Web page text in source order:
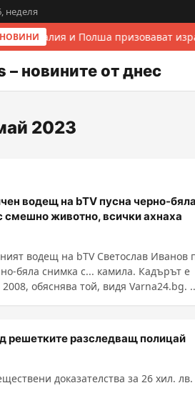
неделя
Италия и Полша призовават
– новините от днес
2023
водещ на bTV пусна черно-бяла
смешно животно, всички ахнаха
водещ на bTV Светослав Иванов
бяла снимка с... камила. Кадърът е
обяснява той, видя Varna24.bg.
решетките разследващ полицай
доказателства за 26 хил. лв.